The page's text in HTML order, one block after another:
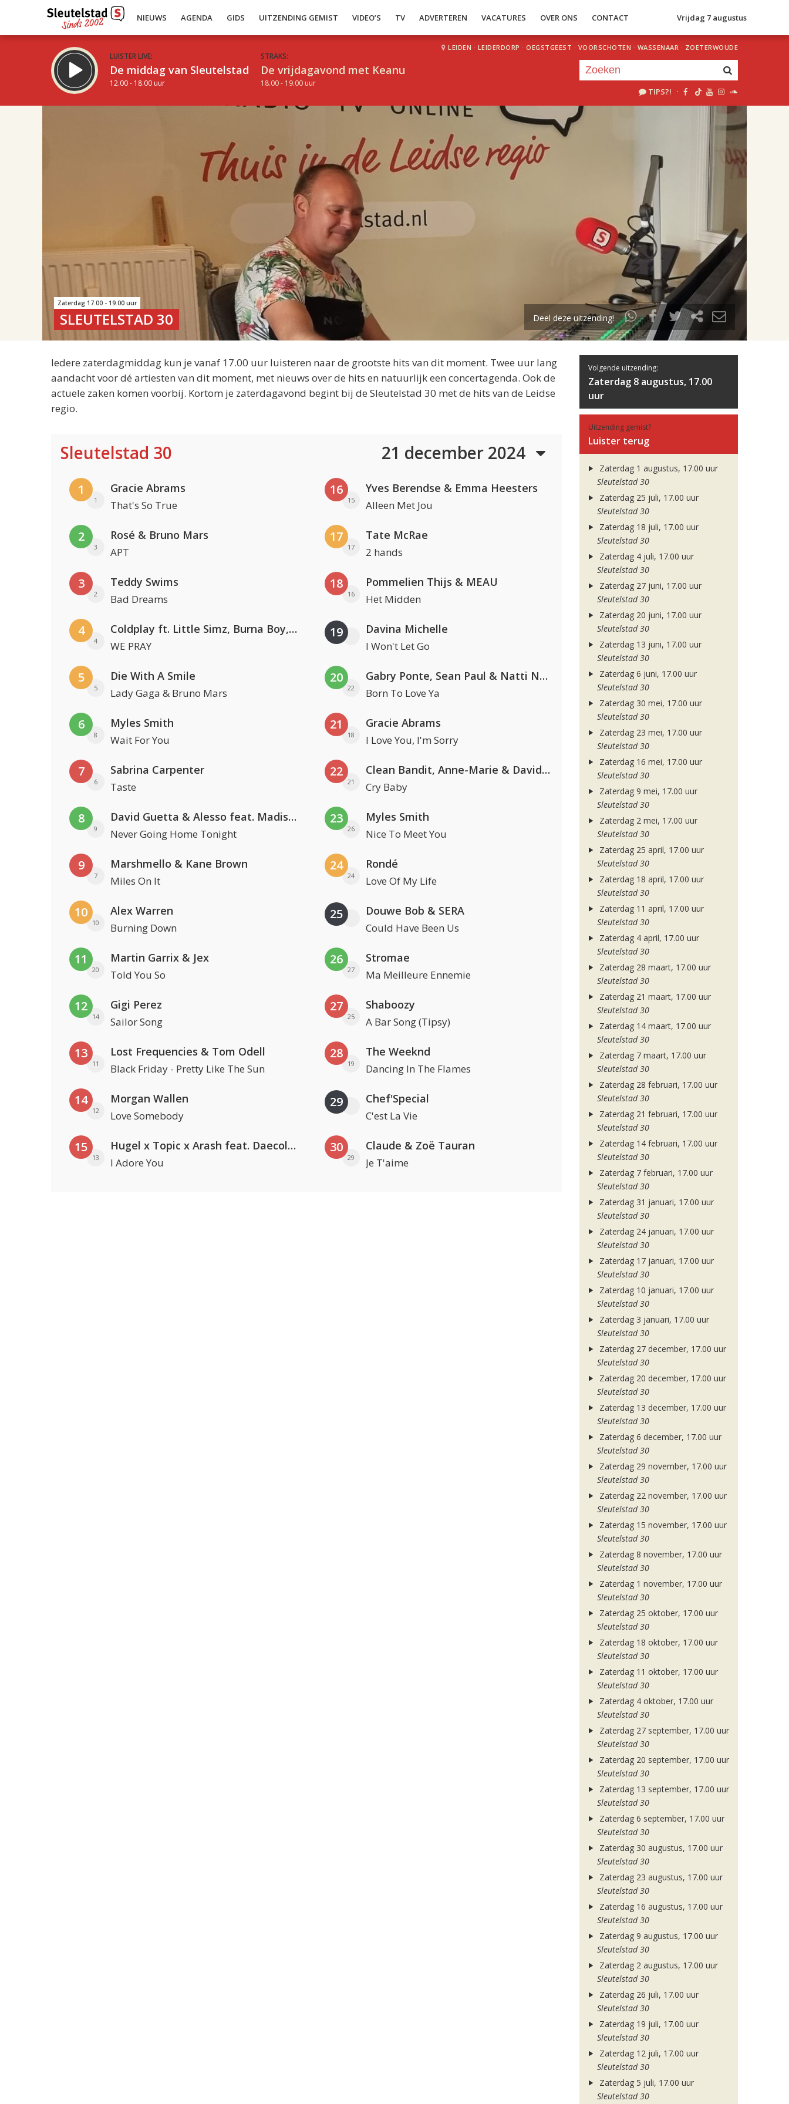
NIEUWS AGENDA GIDS UITZENDING GEMIST VIDEO’S TV ADVERTEREN VACATURES OVER ONS CONTACT Vrijdag 7 augustus
LUISTER LIVE:
De middag van Sleutelstad
12.00 - 18.00 uur
STRAKS:
De vrijdagavond met Keanu
18.00 - 19.00 uur
LEIDEN · LEIDERDORP · OEGSTGEEST · VOORSCHOTEN · WASSENAAR · ZOETERWOUDE
TIPS?! ·
uur 1 van 2
Volgend uur
Zaterdag 17.00 - 19.00 uur
SLEUTELSTAD 30 Deel deze uitzending!
Iedere zaterdagmiddag kun je vanaf 17.00 uur luisteren naar de grootste hits van dit moment. Twee uur lang
aandacht voor dé artiesten van dit moment, met nieuws over de hits en natuurlijk een concertagenda. Ook de
actuele zaken komen voorbij. Kortom je zaterdagavond begint bij de Sleutelstad 30 met de hits van de Leidse
regio.
Sleutelstad 30 21 december 2024
1
1
Gracie Abrams
That's So True
2
3
Rosé & Bruno Mars
APT
3
2
Teddy Swims
Bad Dreams
4
4
Coldplay ft. Little Simz, Burna Boy, Elyanna & Tini
WE PRAY
5
5
Die With A Smile
Lady Gaga & Bruno Mars
6
8
Myles Smith
Wait For You
7
6
Sabrina Carpenter
Taste
8
9
David Guetta & Alesso feat. Madison Love
Never Going Home Tonight
9
7
Marshmello & Kane Brown
Miles On It
10
10
Alex Warren
Burning Down
11
20
Martin Garrix & Jex
Told You So
12
14
Gigi Perez
Sailor Song
13
11
Lost Frequencies & Tom Odell
Black Friday - Pretty Like The Sun
14
12
Morgan Wallen
Love Somebody
15
13
Hugel x Topic x Arash feat. Daecolm
I Adore You
16
15
Yves Berendse & Emma Heesters
Alleen Met Jou
17
17
Tate McRae
2 hands
18
16
Pommelien Thijs & MEAU
Het Midden
19 Davina Michelle
I Won't Let Go
20
22
Gabry Ponte, Sean Paul & Natti Natasha
Born To Love Ya
21
18
Gracie Abrams
I Love You, I'm Sorry
22
21
Clean Bandit, Anne-Marie & David Guetta
Cry Baby
23
26
Myles Smith
Nice To Meet You
24
24
Rondé
Love Of My Life
25 Douwe Bob & SERA
Could Have Been Us
26
27
Stromae
Ma Meilleure Ennemie
27
25
Shaboozy
A Bar Song (Tipsy)
28
19
The Weeknd
Dancing In The Flames
29 Chef'Special
C'est La Vie
30
29
Claude & Zoë Tauran
Je T'aime
Volgende uitzending:
Zaterdag 8 augustus, 17.00
uur
Uitzending gemist?
Luister terug
Zaterdag 1 augustus, 17.00 uur
Sleutelstad 30
Zaterdag 25 juli, 17.00 uur
Sleutelstad 30
Zaterdag 18 juli, 17.00 uur
Sleutelstad 30
Zaterdag 4 juli, 17.00 uur
Sleutelstad 30
Zaterdag 27 juni, 17.00 uur
Sleutelstad 30
Zaterdag 20 juni, 17.00 uur
Sleutelstad 30
Zaterdag 13 juni, 17.00 uur
Sleutelstad 30
Zaterdag 6 juni, 17.00 uur
Sleutelstad 30
Zaterdag 30 mei, 17.00 uur
Sleutelstad 30
Zaterdag 23 mei, 17.00 uur
Sleutelstad 30
Zaterdag 16 mei, 17.00 uur
Sleutelstad 30
Zaterdag 9 mei, 17.00 uur
Sleutelstad 30
Zaterdag 2 mei, 17.00 uur
Sleutelstad 30
Zaterdag 25 april, 17.00 uur
Sleutelstad 30
Zaterdag 18 april, 17.00 uur
Sleutelstad 30
Zaterdag 11 april, 17.00 uur
Sleutelstad 30
Zaterdag 4 april, 17.00 uur
Sleutelstad 30
Zaterdag 28 maart, 17.00 uur
Sleutelstad 30
Zaterdag 21 maart, 17.00 uur
Sleutelstad 30
Zaterdag 14 maart, 17.00 uur
Sleutelstad 30
Zaterdag 7 maart, 17.00 uur
Sleutelstad 30
Zaterdag 28 februari, 17.00 uur
Sleutelstad 30
Zaterdag 21 februari, 17.00 uur
Sleutelstad 30
Zaterdag 14 februari, 17.00 uur
Sleutelstad 30
Zaterdag 7 februari, 17.00 uur
Sleutelstad 30
Zaterdag 31 januari, 17.00 uur
Sleutelstad 30
Zaterdag 24 januari, 17.00 uur
Sleutelstad 30
Zaterdag 17 januari, 17.00 uur
Sleutelstad 30
Zaterdag 10 januari, 17.00 uur
Sleutelstad 30
Zaterdag 3 januari, 17.00 uur
Sleutelstad 30
Zaterdag 27 december, 17.00 uur
Sleutelstad 30
Zaterdag 20 december, 17.00 uur
Sleutelstad 30
Zaterdag 13 december, 17.00 uur
Sleutelstad 30
Zaterdag 6 december, 17.00 uur
Sleutelstad 30
Zaterdag 29 november, 17.00 uur
Sleutelstad 30
Zaterdag 22 november, 17.00 uur
Sleutelstad 30
Zaterdag 15 november, 17.00 uur
Sleutelstad 30
Zaterdag 8 november, 17.00 uur
Sleutelstad 30
Zaterdag 1 november, 17.00 uur
Sleutelstad 30
Zaterdag 25 oktober, 17.00 uur
Sleutelstad 30
Zaterdag 18 oktober, 17.00 uur
Sleutelstad 30
Zaterdag 11 oktober, 17.00 uur
Sleutelstad 30
Zaterdag 4 oktober, 17.00 uur
Sleutelstad 30
Zaterdag 27 september, 17.00 uur
Sleutelstad 30
Zaterdag 20 september, 17.00 uur
Sleutelstad 30
Zaterdag 13 september, 17.00 uur
Sleutelstad 30
Zaterdag 6 september, 17.00 uur
Sleutelstad 30
Zaterdag 30 augustus, 17.00 uur
Sleutelstad 30
Zaterdag 23 augustus, 17.00 uur
Sleutelstad 30
Zaterdag 16 augustus, 17.00 uur
Sleutelstad 30
Zaterdag 9 augustus, 17.00 uur
Sleutelstad 30
Zaterdag 2 augustus, 17.00 uur
Sleutelstad 30
Zaterdag 26 juli, 17.00 uur
Sleutelstad 30
Zaterdag 19 juli, 17.00 uur
Sleutelstad 30
Zaterdag 12 juli, 17.00 uur
Sleutelstad 30
Zaterdag 5 juli, 17.00 uur
Sleutelstad 30